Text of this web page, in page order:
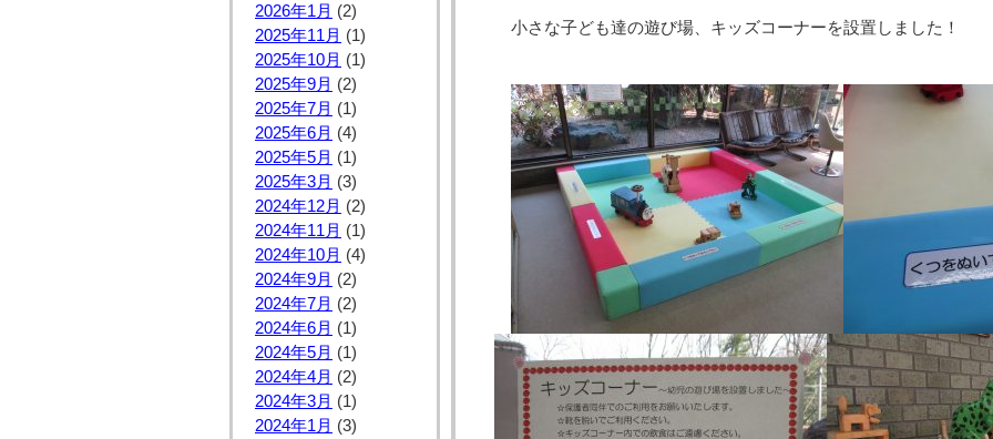
2026年1月 (2)
2025年11月 (1)
2025年10月 (1)
2025年9月 (2)
2025年7月 (1)
2025年6月 (4)
2025年5月 (1)
2025年3月 (3)
2024年12月 (2)
2024年11月 (1)
2024年10月 (4)
2024年9月 (2)
2024年7月 (2)
2024年6月 (1)
2024年5月 (1)
2024年4月 (2)
2024年3月 (1)
2024年1月 (3)
小さな子ども達の遊び場、キッズコーナーを設置しました！